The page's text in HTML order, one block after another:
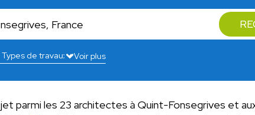
Voir plus
parmi les 23 architectes à Quint-Fonsegrives et